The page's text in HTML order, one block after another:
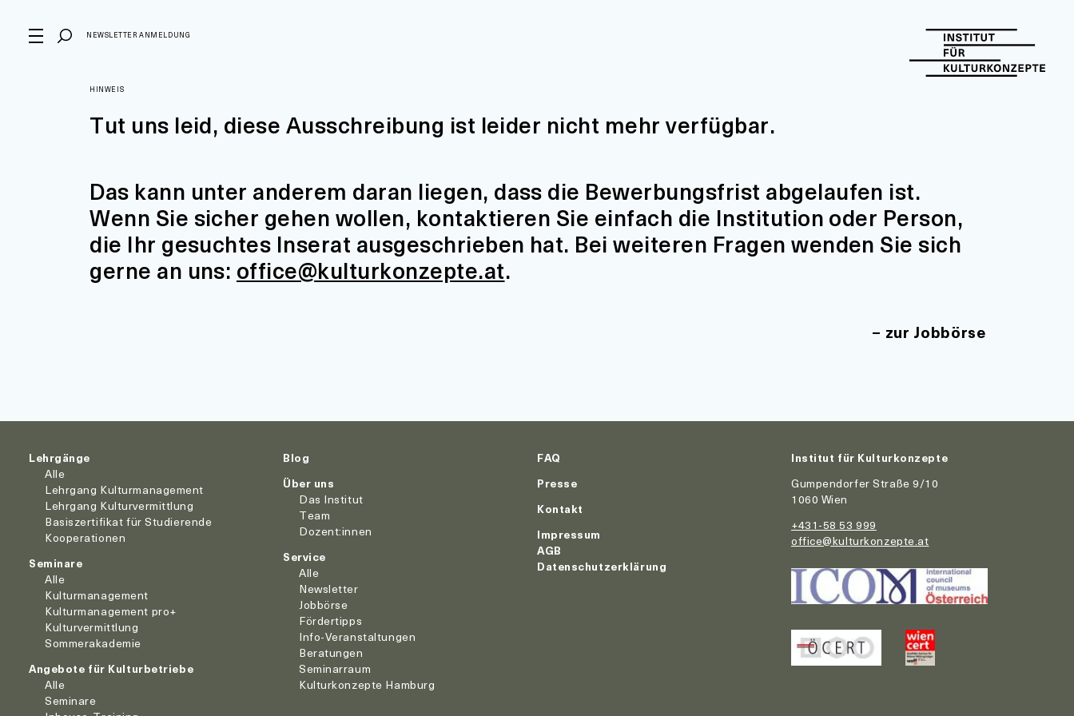
NEWSLETTER ANMELDUNG
HINWEIS
Tut uns leid, diese Ausschreibung ist leider nicht mehr verfügbar.
Das kann unter anderem daran liegen, dass die Bewerbungsfrist abgelaufen ist.
Wenn Sie sicher gehen wollen, kontaktieren Sie einfach die Institution oder Person,
die Ihr gesuchtes Inserat ausgeschrieben hat. Bei weiteren Fragen wenden Sie sich
gerne an uns: office@kulturkonzepte.at.
zur Jobbörse
Lehrgänge
Alle
Lehrgang Kulturmanagement
Lehrgang Kulturvermittlung
Basiszertifikat für Studierende
Kooperationen
Seminare
Alle
Kulturmanagement
Kulturmanagement pro+
Kulturvermittlung
Sommerakademie
Angebote für Kulturbetriebe
Alle
Seminare
Blog
Über uns
Das Institut
Team
Dozent:innen
Service
Alle
Newsletter
Jobbörse
Fördertipps
Info-Veranstaltungen
Beratungen
Seminarraum
Kulturkonzepte Hamburg
FAQ
Presse
Kontakt
Impressum
AGB
Datenschutzerklärung
Institut für Kulturkonzepte
Gumpendorfer Straße 9/10
1060 Wien
+431-58 53 999
office@kulturkonzepte.at